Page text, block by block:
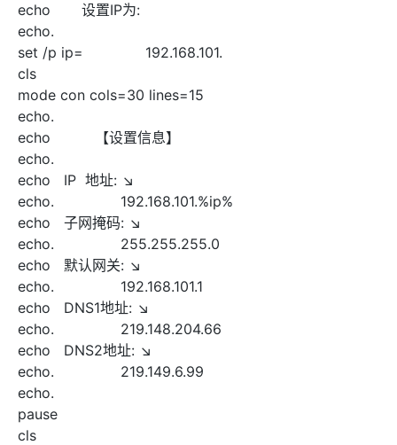
echo
设置IP为:
echo.
set /p ip=
192.168.101.
cls
mode con cols=30 lines=15
echo.
echo
【设置信息】
echo.
echo
IP 地址: ↘
echo.
192.168.101.%ip%
echo
子网掩码: ↘
echo.
255.255.255.0
echo
默认网关: ↘
echo.
192.168.101.1
echo
DNS1地址: ↘
echo.
219.148.204.66
echo
DNS2地址: ↘
echo.
219.149.6.99
echo.
pause
cls